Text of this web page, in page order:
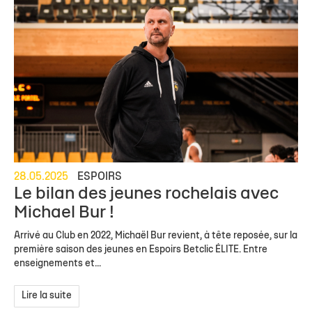
28.05.2025 ESPOIRS
Le bilan des jeunes rochelais avec
Michael Bur !
Arrivé au Club en 2022, Michaël Bur revient, à tête reposée, sur la
première saison des jeunes en Espoirs Betclic ÉLITE. Entre
enseignements et...
Lire la suite